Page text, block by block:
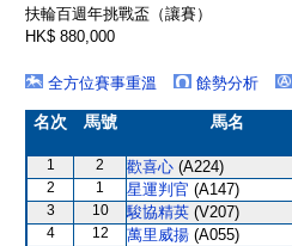
扶輪百週年挑戰盃（讓賽）
HK$ 880,000
全方位賽事重溫
餘勢分析
名次 馬號 馬名
1 2 歡喜心 (A224)
2 1 星運判官 (A147)
3 10 駿協精英 (V207)
4 12 萬里威揚 (A055)